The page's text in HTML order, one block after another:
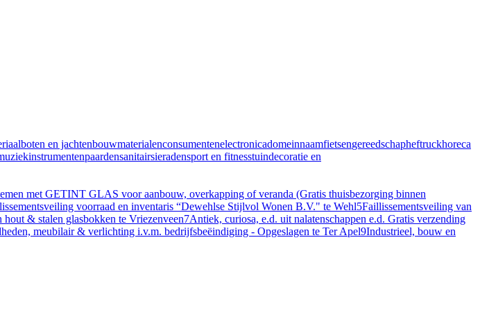
boten en jachtenbouwmaterialenconsumentenelectronicadomeinnaamfietsengereedschapheftruckhoreca
paardensanitairsieradensport en fitnesstuindecoratie en
met GETINT GLAS voor aanbouw, overkapping of veranda (Gratis thuisbezorging binnen
voorraad en inventaris “Dewehlse Stijlvol Wonen B.V." te Wehl5Faillissementsveiling van
& stalen glasbokken te Vriezenveen7Antiek, curiosa, e.d. uit nalatenschappen e.d. Gratis verzending
meubilair & verlichting i.v.m. bedrijfsbeëindiging - Opgeslagen te Ter Apel9Industrieel, bouw en